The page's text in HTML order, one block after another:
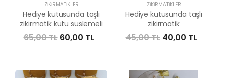
ZIKIRMATIKLER
Hediye kutusunda taşlı
zikirmatik kutu süslemeli
65,00 TL 60,00 TL
ZIKIRMATIKLER
Hediye kutusunda taşlı
zikirmatik
45,00 TL 40,00 TL